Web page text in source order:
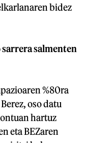
bidez
salmenten
%80ra
oso datu
hartuz
eta BEZaren